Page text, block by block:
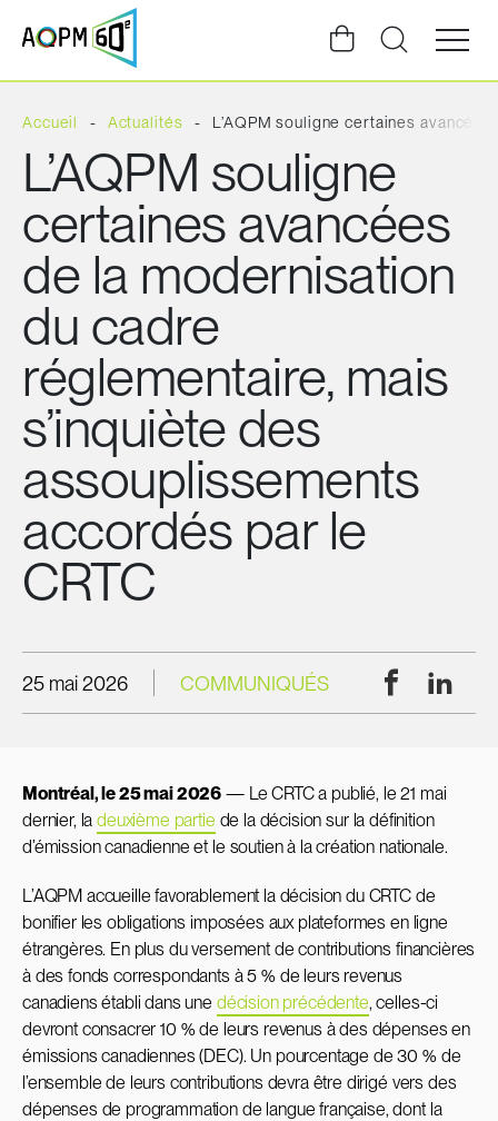
Ouvrir
la
du
Accueil Actualités L’AQPM souligne certaines
L’AQPM souligne
certaines avancées
de la modernisation
du cadre
réglementaire, mais
s’inquiète des
assouplissements
accordés par le
CRTC
25 mai 2026 COMMUNIQUÉS Facebook
Montréal, le 25 mai 2026 — Le CRTC a publié, le 21 mai
dernier, ladeuxième partie de la décision sur la définition
d’émission canadienne et le soutien à la création nationale.
L’AQPM accueille favorablement la décision du CRTC de
bonifier les obligations imposées aux plateformes en ligne
étrangères. En plus du versement de contributions financières
à des fonds correspondants à 5 % de leurs revenus
canadiens établi dans une décision précédente, celles-ci
devront consacrer 10 % de leurs revenus à des dépenses en
émissions canadiennes (DEC). Un pourcentage de 30 % de
l’ensemble de leurs contributions devra être dirigé vers des
dépenses de programmation de langue française, dont la